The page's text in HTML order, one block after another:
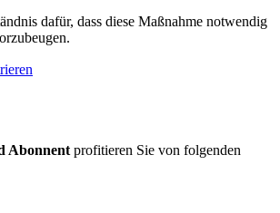
dafür, dass diese Maßnahme notwendig
Abonnentprofitieren Sie von folgenden